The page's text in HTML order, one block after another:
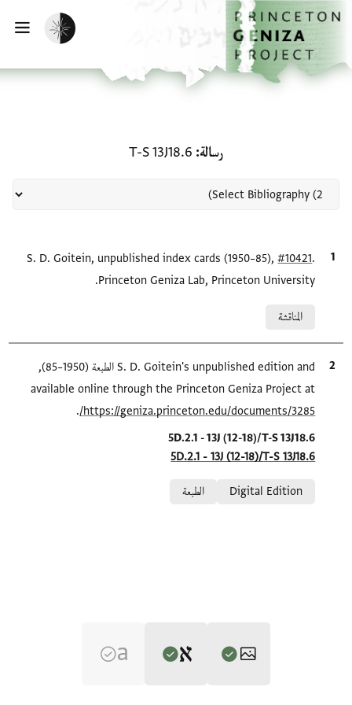
إلى المحتوى الرئيسي
الرئيسية
تفعيل الوضع المظلم
رسالة T-S 13J18.6
الاقتباس المرجعيS. D. Goitein, unpublished index cards (1950–85),#10421
Princeton Geniza Lab, Princeton University.
المناقشة
الاقتباس المرجعي
S. D. Goitein's unpublished edition and الطبعة (1950–85),
available online through the Princeton Geniza Project at
https://geniza.princeton.edu/documents/3285/
.
Location in source
5D.2.1 - 13J (12-18)/T-S 13J18.6
5D.2.1 - 13J (12-18)/T-S 13J18.6
Digital Edition
الطبعة